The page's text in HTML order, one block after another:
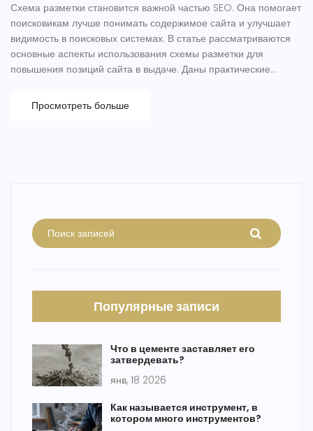
Схема разметки становится важной частью SEO. Она помогает
поисковикам лучше понимать содержимое сайта и улучшает
видимость в поисковых системах. В статье рассматриваются
основные аспекты использования схемы разметки для
повышения позиций сайта в выдаче. Даны практические
Упоминаются также известные эксперты в этой области.
Просмотреть больше
Популярные записи
Что в цементе заставляет его
затвердевать?
янв, 18 2026
Как называется инструмент, в
котором много инструментов?